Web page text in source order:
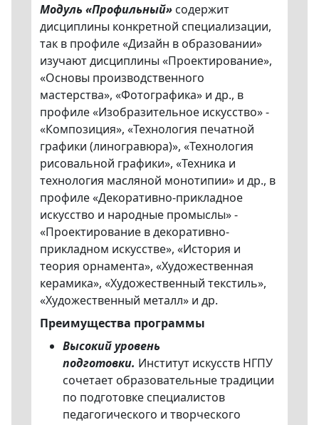
Модуль «Профильный» содержит
дисциплины конкретной специализации,
так в профиле «Дизайн в образовании»
изучают дисциплины «Проектирование»,
«Основы производственного
мастерства», «Фотографика» и др., в
профиле «Изобразительное искусство» -
«Композиция», «Технология печатной
графики (линогравюра)», «Технология
рисовальной графики», «Техника и
технология масляной монотипии» и др., в
профиле «Декоративно-прикладное
искусство и народные промыслы» -
«Проектирование в декоративно-
прикладном искусстве», «История и
теория орнамента», «Художественная
керамика», «Художественный текстиль»,
«Художественный металл» и др.
Преимущества программы
Высокий уровень
подготовки. Институт искусств НГПУ
сочетает образовательные традиции
по подготовке специалистов
педагогического и творческого